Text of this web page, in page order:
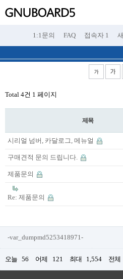
1:1문의 FAQ 접속자 1
Total 4건 1 페이지
제목
시리얼 넘버, 카달로그, 메뉴얼
구매견적 문의 드립니다.
제품문의
Re: 제품문의
-var_dumpmd5253418971-
오늘 56 어제 121 최대 1,554 전체